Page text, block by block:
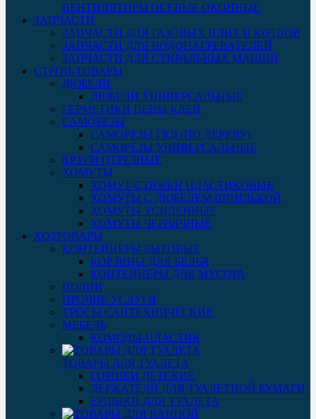
ВЕНТИЛЯТОРЫ ОСЕВЫЕ ОКОННЫЕ
ЗАПЧАСТИ
ЗАПЧАСТИ ДЛЯ ГАЗОВЫХ ПЛИТ И КОТЛОВ
ЗАПЧАСТИ ДЛЯ ВОДОНАГРЕВАТЕЛЕЙ
ЗАПЧАСТИ ДЛЯ СТИРАЛЬНЫХ МАШИН
СТРОЙ-ТОВАРЫ
ДЮБЕЛИ
ДЮБЕЛИ УНИВЕРСАЛЬНЫЕ
ГЕРМЕТИКИ ПЕНЫ КЛЕЙ
САМОРЕЗЫ
САМОРЕЗЫ ГКД (ПО ДЕРЕВУ)
САМОРЕЗЫ УНИВЕРСАЛЬНЫЕ
КРУГИ ОТРЕЗНЫЕ
ХОМУТЫ
ХОМУТ-СТЯЖКИ ПЛАСТИКОВЫЕ
ХОМУТЫ С ДЮБЕЛЕМ ШПИЛЬКОЙ
ХОМУТЫ УСИЛЕННЫЕ
ХОМУТЫ ЧЕРВЯЧНЫЕ
ХОЗТОВАРЫ
КОНТЕЙНЕРЫ БЫТОВЫЕ
КОРЗИНЫ ДЛЯ БЕЛЬЯ
КОНТЕЙНЕРЫ ДЛЯ МУСОРА
ПОЛИВ
ПРОЧИЕ УСЛУГИ
ТРОСЫ САНТЕХНИЧЕСКИЕ
МЕБЕЛЬ
КОМОДЫ-ПЛАСТИК
ТОВАРЫ ДЛЯ ТУАЛЕТА
ГОРШКИ ДЕТСКИЕ
ДЕРЖАТЕЛИ ДЛЯ ТУАЛЕТНОЙ БУМАГИ
ЕРШИКИ ДЛЯ ТУАЛЕТА